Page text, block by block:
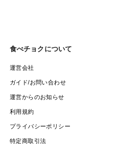
食べチョクについて
運営会社
ガイド/お問い合わせ
運営からのお知らせ
利用規約
プライバシーポリシー
特定商取引法